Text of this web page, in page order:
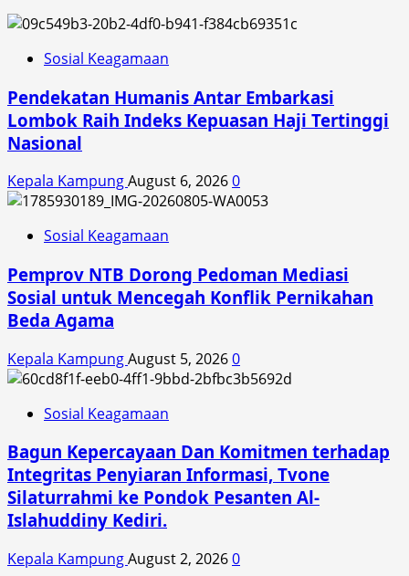
Sosial Keagamaan
Pendekatan Humanis Antar Embarkasi
Lombok Raih Indeks Kepuasan Haji Tertinggi
Nasional
Kepala KampungAugust 6, 20260
Sosial Keagamaan
Pemprov NTB Dorong Pedoman Mediasi
Sosial untuk Mencegah Konflik Pernikahan
Beda Agama
Kepala KampungAugust 5, 20260
Sosial Keagamaan
Bagun Kepercayaan Dan Komitmen terhadap
Integritas Penyiaran Informasi, Tvone
Silaturrahmi ke Pondok Pesanten Al-
Islahuddiny Kediri.
Kepala KampungAugust 2, 20260